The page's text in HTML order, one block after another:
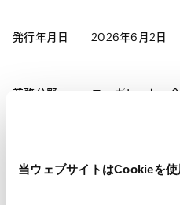
当ウェブサイトはCookieを
発行年月日 2026年6月2日
業務分野 コーポレート